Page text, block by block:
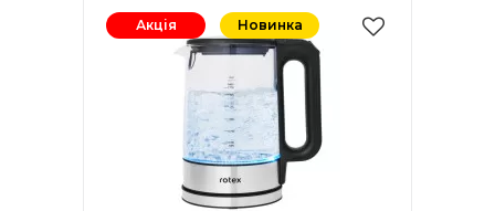
Ємність 1,7 л. LED
підсвічування. Закритий нагрів.
елемент з нерж. сталі. Поворот
на 360 градусів.
Автовідключення при
закипанні. Захист від перегріву.
Знімний фільтр. Шкала рівня
води. Матеріал корпусу:
нержавіюча сталь 304. Гарантія
Акція Новинка